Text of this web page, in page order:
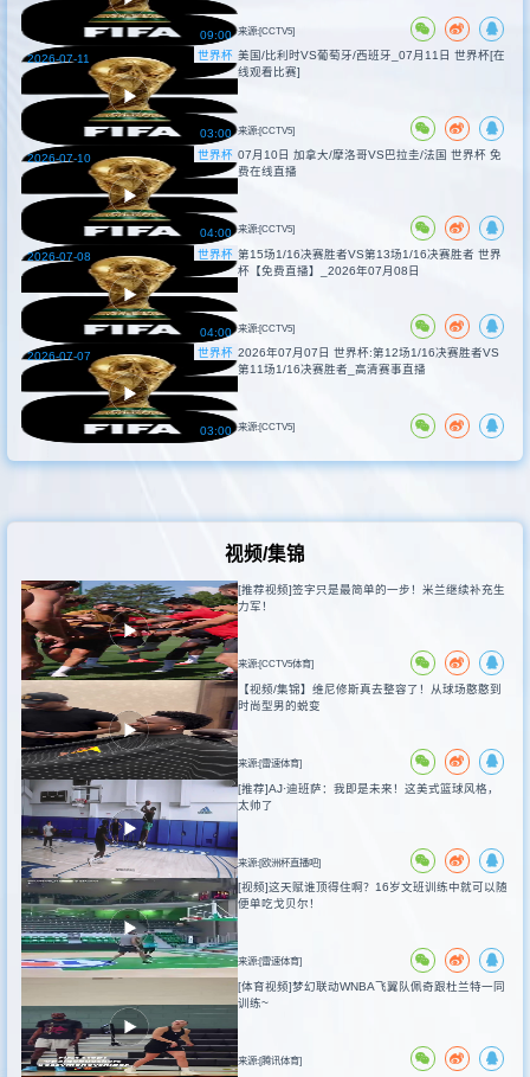
09:00 来源:[CCTV5]
世界杯
03:00
2026-07-11
美国/比利时VS葡萄牙/西班牙_07月11日 世界杯[在
线观看比赛]
来源:[CCTV5]
世界杯
04:00
2026-07-10
07月10日 加拿大/摩洛哥VS巴拉圭/法国 世界杯 免
费在线直播
来源:[CCTV5]
世界杯
04:00
2026-07-08
第15场1/16决赛胜者VS第13场1/16决赛胜者 世界
杯【免费直播】_2026年07月08日
来源:[CCTV5]
世界杯
03:00
2026-07-07
2026年07月07日 世界杯:第12场1/16决赛胜者VS
第11场1/16决赛胜者_高清赛事直播
来源:[CCTV5]
视频/集锦
[推荐视频]签字只是最简单的一步！米兰继续补充生
力军！
来源:[CCTV5体育]
【视频/集锦】维尼修斯真去整容了！从球场憨憨到
时尚型男的蜕变
来源:[雷速体育]
[推荐]AJ·迪班萨：我即是未来！这美式篮球风格，
太帅了
来源:[欧洲杯直播吧]
[视频]这天赋谁顶得住啊？16岁文班训练中就可以随
便单吃戈贝尔！
来源:[雷速体育]
[体育视频]梦幻联动WNBA飞翼队佩奇跟杜兰特一同
训练~
来源:[腾讯体育]